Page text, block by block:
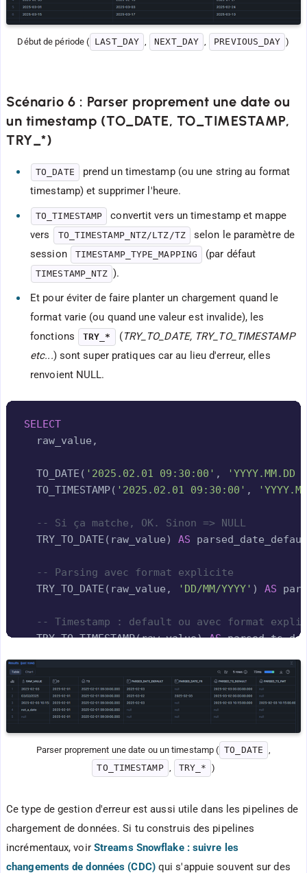
Début de période ( LAST_DAY , NEXT_DAY , PREVIOUS_DAY )
Scénario 6 : Parser proprement une date ou
un timestamp (TO_DATE, TO_TIMESTAMP,
TRY_*)
TO_DATE
prend un timestamp (ou une string au format
timestamp) et supprimer l'heure.
TO_TIMESTAMP
convertit vers un timestamp et mappe
vers
TO_TIMESTAMP_NTZ/LTZ/TZ
selon le paramètre de
session
TIMESTAMP_TYPE_MAPPING (par défaut
TIMESTAMP_NTZ ).
Et pour éviter de faire planter un chargement quand le
format varie (ou quand une valeur est invalide), les
fonctions
TRY_* (TRY_TO_DATE, TRY_TO_TIMESTAMP
etc...) sont super pratiques car au lieu d'erreur, elles
renvoient NULL.
SELECT
  raw_value
,
  TO_DATE
( '2025.02.01 09:30:00' ,
'YYYY.MM.DD
  TO_TIMESTAMP
( '2025.02.01 09:30:00' ,
-- Si ça matche, OK. Sinon => NULL
  TRY_TO_DATE
( raw_value) AS
-- Parsing avec format explicite
  TRY_TO_DATE
( raw_value , 'DD/MM/YYYY' ) AS
-- Timestamp : default ou avec format
  TRY_TO_TIMESTAMP
(raw_value) AS
FROM
(
SELECT
column1 AS raw_value
FROM VALUES
('2025-02-03'),
('03/02/2025'),
'2025-02-03 10:15:00' ),
(
NULL
Parser proprement une date ou un timestamp ( TO_DATE
TO_TIMESTAMP
TRY_* )
Ce type de gestion d'erreur est aussi utile dans les pipelines de
chargement de données. Si tu construis des pipelines
incrémentaux, voir Streams Snowflake : suivre les
changements de données (CDC)qui s'appuie souvent sur des